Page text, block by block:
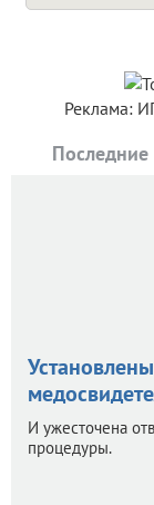
Реклама:
Последние
И ужесточена
процедуры.